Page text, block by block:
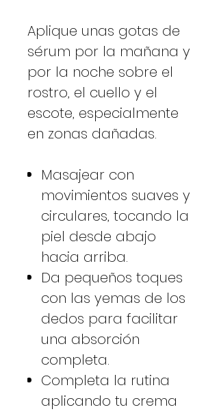
Aplique unas gotas de
sérum por la mañana y
por la noche sobre el
rostro, el cuello y el
escote, especialmente
en zonas dañadas.
Masajear con
movimientos suaves y
circulares, tocando la
piel desde abajo
hacia arriba.
Da pequeños toques
con las yemas de los
dedos para facilitar
una absorción
completa.
Completa la rutina
aplicando tu crema